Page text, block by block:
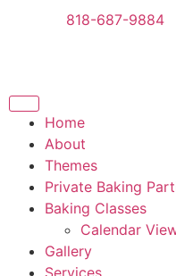
818-687-9884
Home
About
Themes
Private Baking
Baking Classes
Calendar
Gallery
Services